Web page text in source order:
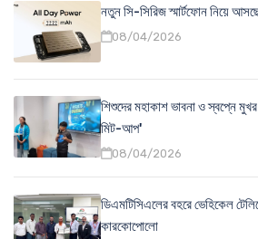
নতুন সি-সিরিজ স্মার্টফোন নিয়ে
08/04/2026
শিশুদের মহাকাশ ভাবনা ও স্বপ্নে
মিট-আপ'
08/04/2026
ডিএমটিসিএলের বহরে ভেহিকেল
কারকোপোলো